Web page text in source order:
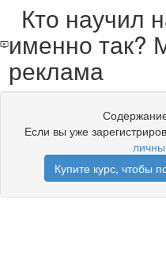
Кто научил
именно так?
реклама
Если вы уже
Купите курс, чтобы